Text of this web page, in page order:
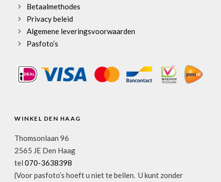
Betaalmethodes
Privacy beleid
Algemene leveringsvoorwaarden
Pasfoto’s
WINKEL DEN HAAG
Thomsonlaan 96
2565 JE Den Haag
tel 070-3638398
(Voor pasfoto’s hoeft u niet te bellen. U kunt zonder